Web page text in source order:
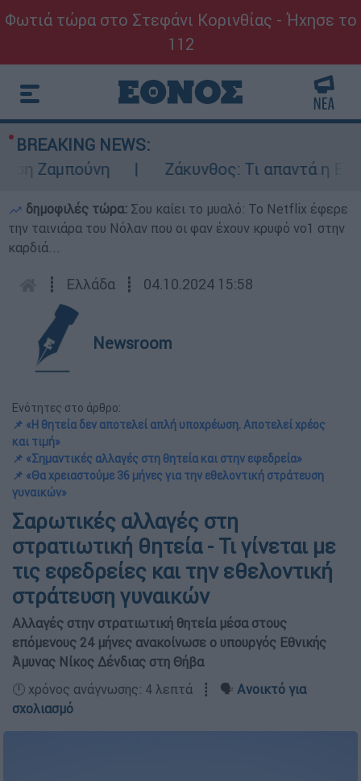
Φωτιά τώρα στο Στεφάνι Κορινθίας - Ήχησε το
112
BREAKING NEWS:
Ζάκυνθος: Τι απαντά η ΕΛΑΣ
δημοφιλές τώρα: Σου καίει το μυαλό: Το Netflix έφερε
την ταινιάρα του Νόλαν που οι φαν έχουν κρυφό νο1 στην
καρδιά...
┋ Ελλάδα ┋ 04.10.2024 15:58
Newsroom
Ενότητες στο άρθρο:
📌 «Η θητεία δεν αποτελεί απλή υποχρέωση. Αποτελεί χρέος
και τιμή»
📌 «Σημαντικές αλλαγές στη θητεία και στην εφεδρεία»
📌 «Θα χρειαστούμε 36 μήνες για την εθελοντική στράτευση
γυναικών»
Σαρωτικές αλλαγές στη
στρατιωτική θητεία - Τι γίνεται με
τις εφεδρείες και την εθελοντική
στράτευση γυναικών
Αλλαγές στην στρατιωτική θητεία μέσα στους
επόμενους 24 μήνες ανακοίνωσε ο υπουργός Εθνικής
Άμυνας Νίκος Δένδιας στη Θήβα
🕛 χρόνος ανάγνωσης: 4 λεπτά ┋ 🗣️ Ανοικτό για
σχολιασμό